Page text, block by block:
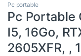
Pc portable
Pc Portable
I5, 16Go,
2605XFR, ,